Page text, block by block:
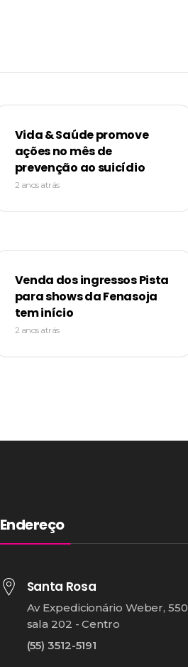
Vida & Saúde promove
ações no mês de
prevenção ao suicídio
2 anos atrás
Venda dos ingressos Pista
para shows da Fenasoja
tem início
2 anos atrás
Endereço
Santa Rosa
Av Expedicionário Weber, 550
sala 202 - Centro
(55) 3512-5191